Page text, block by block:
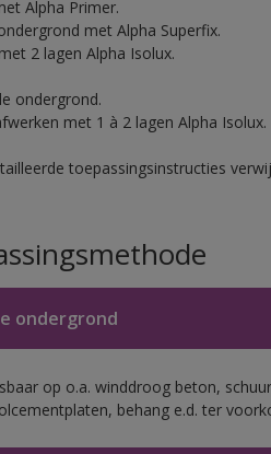
Alpha Primer.
met Alpha Superfix.
2 lagen Alpha Isolux.
ondergrond.
met 1 à 2 lagen Alpha Isolux.
toepassingsinstructies
ondergrond
op o.a. winddroog beton,
behang e.d. ter